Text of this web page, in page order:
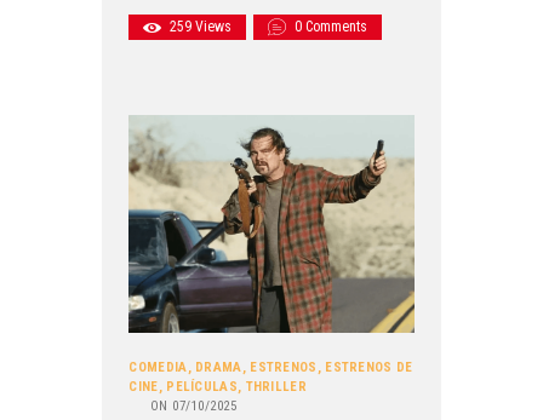
259 Views 0 Comments
COMEDIA, DRAMA, ESTRENOS , ESTRENOS DE
CINE, PELÍCULAS, THRILLER
ON 07/10/2025